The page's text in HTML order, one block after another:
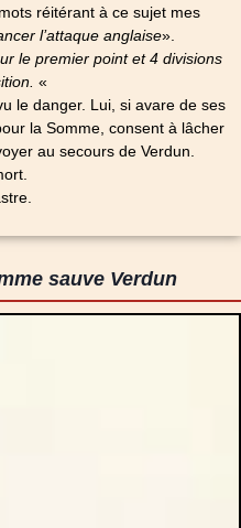
réitérant à ce sujet mes
l’attaque anglaise».
le premier point et 4 divisions
«
le danger. Lui, si avare de ses
la Somme, consent à lâcher
au secours de Verdun.
sauve Verdun